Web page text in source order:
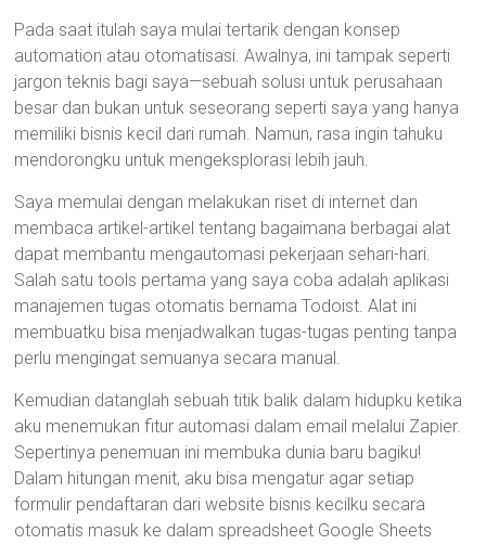
Pada saat itulah saya mulai tertarik dengan konsep
automation atau otomatisasi. Awalnya, ini tampak seperti
jargon teknis bagi saya—sebuah solusi untuk perusahaan
besar dan bukan untuk seseorang seperti saya yang hanya
memiliki bisnis kecil dari rumah. Namun, rasa ingin tahuku
mendorongku untuk mengeksplorasi lebih jauh.
Saya memulai dengan melakukan riset di internet dan
membaca artikel-artikel tentang bagaimana berbagai alat
dapat membantu mengautomasi pekerjaan sehari-hari.
Salah satu tools pertama yang saya coba adalah aplikasi
manajemen tugas otomatis bernama Todoist. Alat ini
membuatku bisa menjadwalkan tugas-tugas penting tanpa
perlu mengingat semuanya secara manual.
Kemudian datanglah sebuah titik balik dalam hidupku ketika
aku menemukan fitur automasi dalam email melalui Zapier.
Sepertinya penemuan ini membuka dunia baru bagiku!
Dalam hitungan menit, aku bisa mengatur agar setiap
formulir pendaftaran dari website bisnis kecilku secara
otomatis masuk ke dalam spreadsheet Google Sheets